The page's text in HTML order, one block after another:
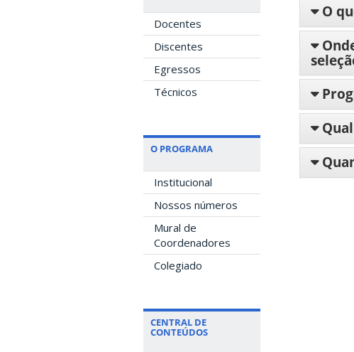
Docentes
Discentes
Egressos
Técnicos
O PROGRAMA
Institucional
Nossos números
Mural de
Coordenadores
Colegiado
CENTRAL DE
CONTEÚDOS
O